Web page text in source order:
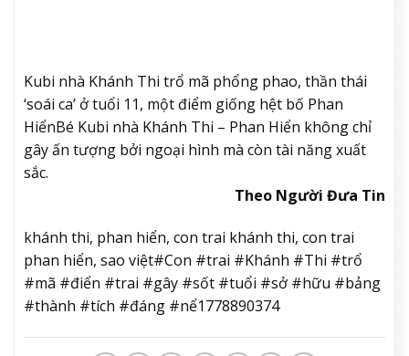
Kubi nhà Khánh Thi trổ mã phổng phao, thần thái
‘soái ca’ ở tuổi 11, một điểm giống hệt bố Phan
HiểnBé Kubi nhà Khánh Thi – Phan Hiển không chỉ
gây ấn tượng bởi ngoại hình mà còn tài năng xuất
sắc.
Theo Người Đưa Tin
khánh thi, phan hiển, con trai khánh thi, con trai
phan hiển, sao việt#Con #trai #Khánh #Thi #trổ
#mã #điển #trai #gây #sốt #tuổi #sở #hữu #bảng
#thành #tích #đáng #nể1778890374